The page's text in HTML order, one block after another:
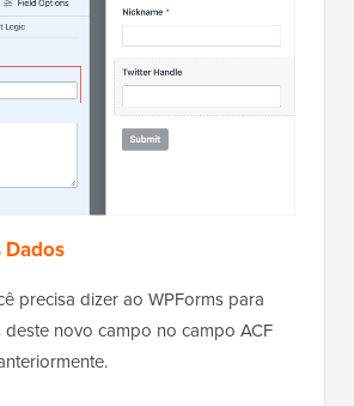
precisa dizer ao WPForms para
novo campo no campo ACF